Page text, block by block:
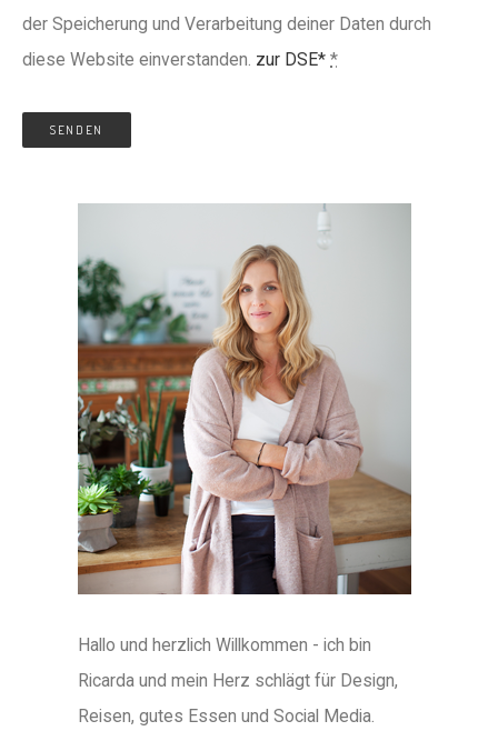
der Speicherung und Verarbeitung deiner Daten durch
diese Website einverstanden. zur DSE* *
Hallo und herzlich Willkommen - ich bin
Ricarda und mein Herz schlägt für Design,
Reisen, gutes Essen und Social Media.